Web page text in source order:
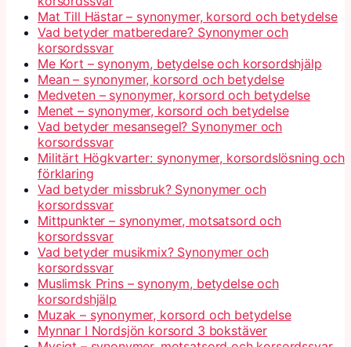
Mat Till Hästar – synonymer, korsord och betydelse
Vad betyder matberedare? Synonymer och
korsordssvar
Me Kort – synonym, betydelse och korsordshjälp
Mean – synonymer, korsord och betydelse
Medveten – synonymer, korsord och betydelse
Menet – synonymer, korsord och betydelse
Vad betyder mesansegel? Synonymer och
korsordssvar
Militärt Högkvarter: synonymer, korsordslösning och
förklaring
Vad betyder missbruk? Synonymer och
korsordssvar
Mittpunkter – synonymer, motsatsord och
korsordssvar
Vad betyder musikmix? Synonymer och
korsordssvar
Muslimsk Prins – synonym, betydelse och
korsordshjälp
Muzak – synonymer, korsord och betydelse
Mynnar I Nordsjön korsord 3 bokstäver